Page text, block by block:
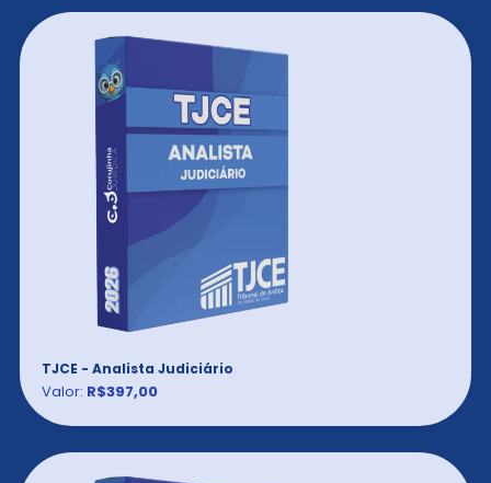
TJCE - Analista Judiciário
Valor: R$397,00